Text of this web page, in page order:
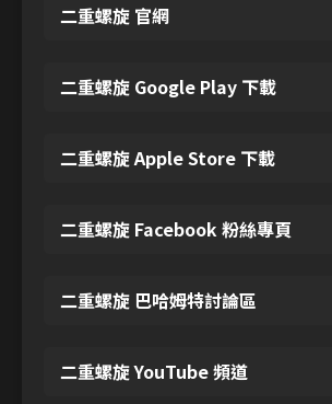
二重螺旋 官網
二重螺旋 Google Play 下載
二重螺旋 Apple Store 下載
二重螺旋 Facebook 粉絲專頁
二重螺旋 巴哈姆特討論區
二重螺旋 YouTube 頻道